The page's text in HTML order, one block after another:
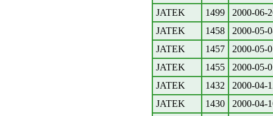
JATEK
1499
2000-06-
JATEK
1458
2000-05-
JATEK
1457
2000-05-
JATEK
1455
2000-05-
JATEK
1432
2000-04-
JATEK
1430
2000-04-